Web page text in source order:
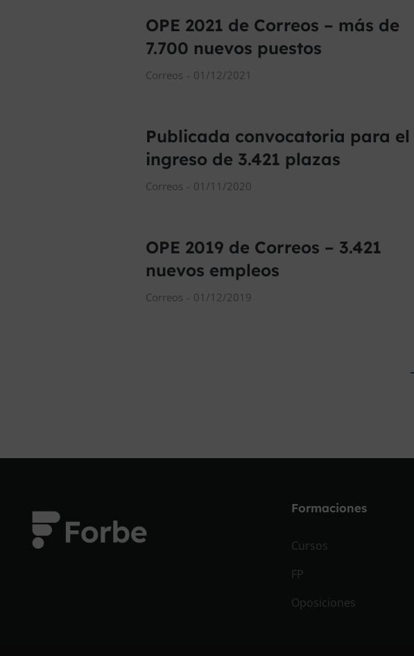
OPE 2021 de Correos – más de
7.700 nuevos puestos
Correos 01/12/2021
Publicada convocatoria para el
ingreso de 3.421 plazas
Correos 01/11/2020
OPE 2019 de Correos – 3.421
nuevos empleos
Correos 01/12/2019
Formaciones
Cursos
FP
Oposiciones